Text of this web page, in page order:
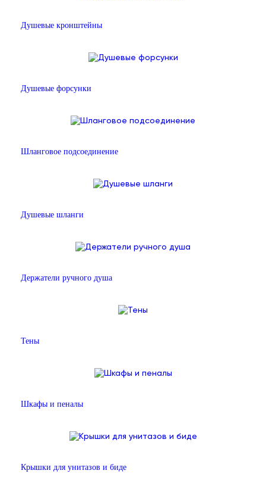
Душевые кронштейны
Душевые форсунки
Шланговое подсоединение
Душевые шланги
Держатели ручного душа
Тены
Шкафы и пеналы
Крышки для унитазов и биде